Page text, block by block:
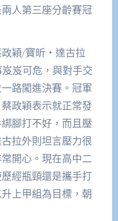
人第三座分齡賽冠
政穎/寶昕‧達古拉
岌可危，與對手交
路闖進決賽。冠軍
政穎表示就正常發
腳打不好，而且壓
拉外則坦言壓力很
開心。現在高中二
經瓶頸還是攜手打
上甲組為目標，朝